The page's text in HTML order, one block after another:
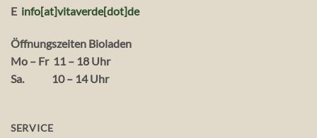
E info[at]vitaverde[dot]de
Öffnungszeiten Bioladen
Mo – Fr 11 – 18 Uhr
Sa. 10 – 14 Uhr
SERVICE